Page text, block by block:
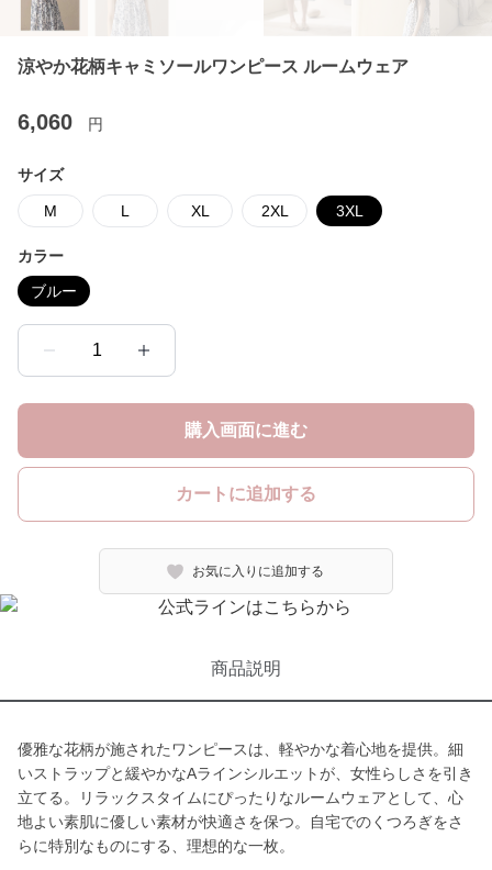
涼やか花柄キャミソールワンピース ルームウェア
6,060 円
サイズ
M L XL 2XL 3XL
カラー
ブルー
1
購入画面に進む
カートに追加する
お気に入りに追加する
商品説明
優雅な花柄が施されたワンピースは、軽やかな着心地を提供。細
いストラップと緩やかなAラインシルエットが、女性らしさを引き
立てる。リラックスタイムにぴったりなルームウェアとして、心
地よい素肌に優しい素材が快適さを保つ。自宅でのくつろぎをさ
らに特別なものにする、理想的な一枚。